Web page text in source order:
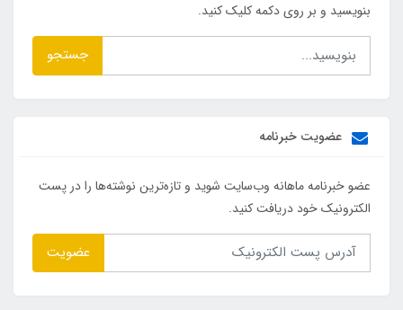
بنویسید و بر روی دکمه کلیک کنید.
جستجو
عضویت خبرنامه
عضو خبرنامه ماهانه وب‌سایت شوید و تازه‌ترین نوشته‌ها را در پست
الکترونیک خود دریافت کنید.
عضویت